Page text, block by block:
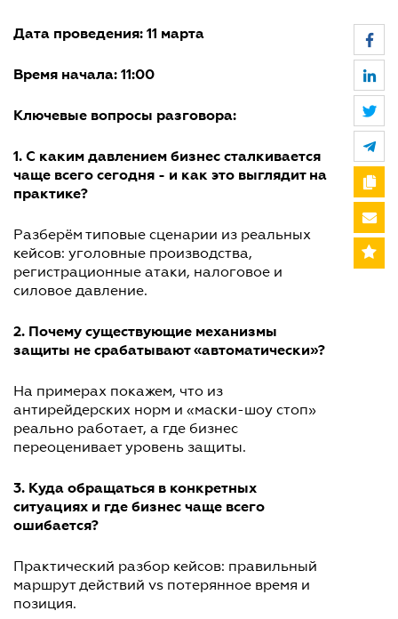
Дата проведения: 11 марта
Время начала: 11:00
Ключевые вопросы разговора:
1. С каким давлением бизнес сталкивается
чаще всего сегодня - и как это выглядит на
практике?
Разберём типовые сценарии из реальных
кейсов: уголовные производства,
регистрационные атаки, налоговое и
силовое давление.
2. Почему существующие механизмы
защиты не срабатывают «автоматически»?
На примерах покажем, что из
антирейдерских норм и «маски-шоу стоп»
реально работает, а где бизнес
переоценивает уровень защиты.
3. Куда обращаться в конкретных
ситуациях и где бизнес чаще всего
ошибается?
Практический разбор кейсов: правильный
маршрут действий vs потерянное время и
позиция.